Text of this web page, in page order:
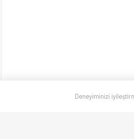
Deneyiminizi